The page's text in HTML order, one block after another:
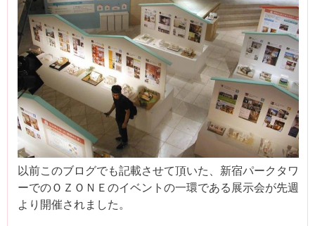
以前このブログでも記載させて頂いた、新宿パークタワ
ーでのＯＺＯＮＥのイベントの一環である展示会が先週
より開催されました。